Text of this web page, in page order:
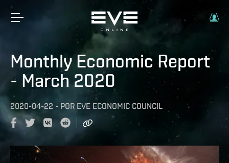
Monthly Economic Report
- March 2020
2020-04-22 - POR EVE ECONOMIC COUNCIL